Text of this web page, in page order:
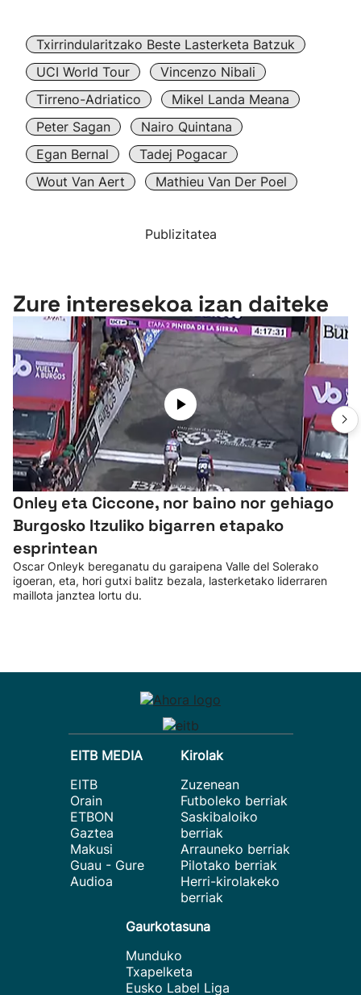
Txirrindularitzako Beste Lasterketa Batzuk
UCI World Tour
Vincenzo Nibali
Tirreno-Adriatico
Mikel Landa Meana
Peter Sagan
Nairo Quintana
Egan Bernal
Tadej Pogacar
Wout Van Aert
Mathieu Van Der Poel
Publizitatea
Zure interesekoa izan daiteke
Onley eta Ciccone, nor baino nor gehiago
Burgosko Itzuliko bigarren etapako
esprintean
Oscar Onleyk bereganatu du garaipena Valle del Solerako
igoeran, eta, hori gutxi balitz bezala, lasterketako liderraren
maillota janztea lortu du.
EITB MEDIA
EITB
Orain
ETBON
Gaztea
Makusi
Guau - Gure
Audioa
Kirolak
Zuzenean
Futboleko berriak
Saskibaloiko
berriak
Arrauneko berriak
Pilotako berriak
Herri-kirolakeko
berriak
Gaurkotasuna
Munduko
Txapelketa
Eusko Label Liga